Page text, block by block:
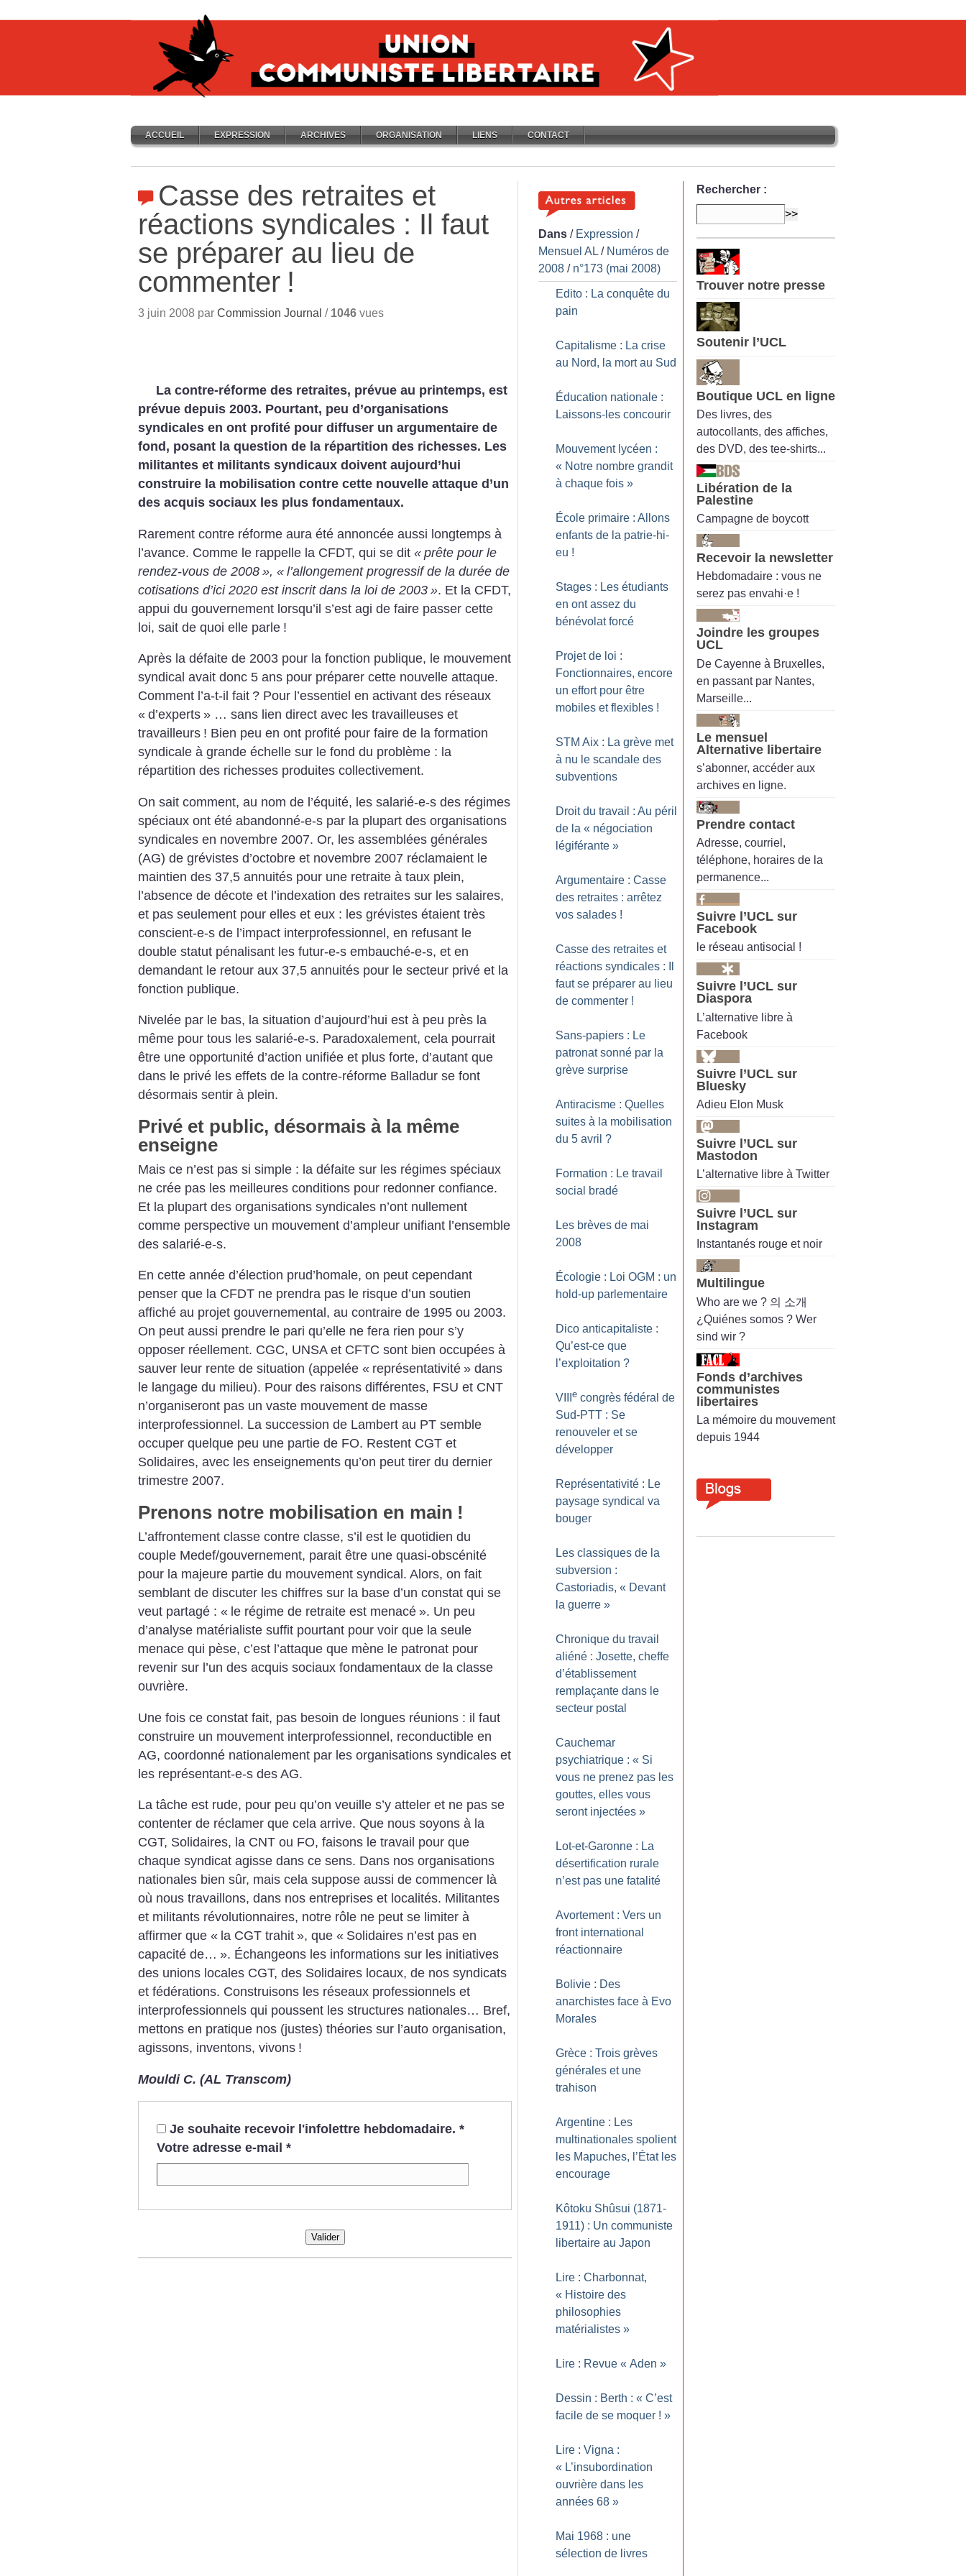
ACCUEIL EXPRESSION ARCHIVES ORGANISATION LIENS CONTACT
Casse des retraites et
réactions syndicales : Il faut
se préparer au lieu de
commenter !
3 juin 2008 par Commission Journal / 1046 vues
La contre-réforme des retraites, prévue au printemps, est
prévue depuis 2003. Pourtant, peu d’organisations
syndicales en ont profité pour diffuser un argumentaire de
fond, posant la question de la répartition des richesses. Les
militantes et militants syndicaux doivent aujourd’hui
construire la mobilisation contre cette nouvelle attaque d’un
des acquis sociaux les plus fondamentaux.
Rarement contre réforme aura été annoncée aussi longtemps à
l’avance. Comme le rappelle la CFDT, qui se dit « prête pour le
rendez-vous de 2008 », « l’allongement progressif de la durée de
cotisations d’ici 2020 est inscrit dans la loi de 2003 ». Et la CFDT,
appui du gouvernement lorsqu’il s’est agi de faire passer cette
loi, sait de quoi elle parle !
Après la défaite de 2003 pour la fonction publique, le mouvement
syndical avait donc 5 ans pour préparer cette nouvelle attaque.
Comment l’a-t-il fait ? Pour l’essentiel en activant des réseaux
« d’experts » … sans lien direct avec les travailleuses et
travailleurs ! Bien peu en ont profité pour faire de la formation
syndicale à grande échelle sur le fond du problème : la
répartition des richesses produites collectivement.
On sait comment, au nom de l’équité, les salarié-e-s des régimes
spéciaux ont été abandonné-e-s par la plupart des organisations
syndicales en novembre 2007. Or, les assemblées générales
(AG) de grévistes d’octobre et novembre 2007 réclamaient le
maintien des 37,5 annuités pour une retraite à taux plein,
l’absence de décote et l’indexation des retraites sur les salaires,
et pas seulement pour elles et eux : les grévistes étaient très
conscient-e-s de l’impact interprofessionnel, en refusant le
double statut pénalisant les futur-e-s embauché-e-s, et en
demandant le retour aux 37,5 annuités pour le secteur privé et la
fonction publique.
Nivelée par le bas, la situation d’aujourd’hui est à peu près la
même pour tous les salarié-e-s. Paradoxalement, cela pourrait
être une opportunité d’action unifiée et plus forte, d’autant que
dans le privé les effets de la contre-réforme Balladur se font
désormais sentir à plein.
Privé et public, désormais à la même
enseigne
Mais ce n’est pas si simple : la défaite sur les régimes spéciaux
ne crée pas les meilleures conditions pour redonner confiance.
Et la plupart des organisations syndicales n’ont nullement
comme perspective un mouvement d’ampleur unifiant l’ensemble
des salarié-e-s.
En cette année d’élection prud’homale, on peut cependant
penser que la CFDT ne prendra pas le risque d’un soutien
affiché au projet gouvernemental, au contraire de 1995 ou 2003.
On peut aussi prendre le pari qu’elle ne fera rien pour s’y
opposer réellement. CGC, UNSA et CFTC sont bien occupées à
sauver leur rente de situation (appelée « représentativité » dans
le langage du milieu). Pour des raisons différentes, FSU et CNT
n’organiseront pas un vaste mouvement de masse
interprofessionnel. La succession de Lambert au PT semble
occuper quelque peu une partie de FO. Restent CGT et
Solidaires, avec les enseignements qu’on peut tirer du dernier
trimestre 2007.
Prenons notre mobilisation en main !
L’affrontement classe contre classe, s’il est le quotidien du
couple Medef/gouvernement, parait être une quasi-obscénité
pour la majeure partie du mouvement syndical. Alors, on fait
semblant de discuter les chiffres sur la base d’un constat qui se
veut partagé : « le régime de retraite est menacé ». Un peu
d’analyse matérialiste suffit pourtant pour voir que la seule
menace qui pèse, c’est l’attaque que mène le patronat pour
revenir sur l’un des acquis sociaux fondamentaux de la classe
ouvrière.
Une fois ce constat fait, pas besoin de longues réunions : il faut
construire un mouvement interprofessionnel, reconductible en
AG, coordonné nationalement par les organisations syndicales et
les représentant-e-s des AG.
La tâche est rude, pour peu qu’on veuille s’y atteler et ne pas se
contenter de réclamer que cela arrive. Que nous soyons à la
CGT, Solidaires, la CNT ou FO, faisons le travail pour que
chaque syndicat agisse dans ce sens. Dans nos organisations
nationales bien sûr, mais cela suppose aussi de commencer là
où nous travaillons, dans nos entreprises et localités. Militantes
et militants révolutionnaires, notre rôle ne peut se limiter à
affirmer que « la CGT trahit », que « Solidaires n’est pas en
capacité de… ». Échangeons les informations sur les initiatives
des unions locales CGT, des Solidaires locaux, de nos syndicats
et fédérations. Construisons les réseaux professionnels et
interprofessionnels qui poussent les structures nationales… Bref,
mettons en pratique nos (justes) théories sur l’auto organisation,
agissons, inventons, vivons !
Mouldi C. (AL Transcom)
Je souhaite recevoir l'infolettre hebdomadaire. *
Votre adresse e-mail *
Valider
Dans / Expression /
Mensuel AL / Numéros de
2008 / n°173 (mai 2008)
Edito : La conquête du
pain
Capitalisme : La crise
au Nord, la mort au Sud
Éducation nationale :
Laissons-les concourir
Mouvement lycéen :
« Notre nombre grandit
à chaque fois »
École primaire : Allons
enfants de la patrie-hi-
eu !
Stages : Les étudiants
en ont assez du
bénévolat forcé
Projet de loi :
Fonctionnaires, encore
un effort pour être
mobiles et flexibles !
STM Aix : La grève met
à nu le scandale des
subventions
Droit du travail : Au péril
de la « négociation
légiférante »
Argumentaire : Casse
des retraites : arrêtez
vos salades !
Casse des retraites et
réactions syndicales : Il
faut se préparer au lieu
de commenter !
Sans-papiers : Le
patronat sonné par la
grève surprise
Antiracisme : Quelles
suites à la mobilisation
du 5 avril ?
Formation : Le travail
social bradé
Les brèves de mai
2008
Écologie : Loi OGM : un
hold-up parlementaire
Dico anticapitaliste :
Qu’est-ce que
l’exploitation ?
VIII e congrès fédéral de
Sud-PTT : Se
renouveler et se
développer
Représentativité : Le
paysage syndical va
bouger
Les classiques de la
subversion :
Castoriadis, « Devant
la guerre »
Chronique du travail
aliéné : Josette, cheffe
d’établissement
remplaçante dans le
secteur postal
Cauchemar
psychiatrique : « Si
vous ne prenez pas les
gouttes, elles vous
seront injectées »
Lot-et-Garonne : La
désertification rurale
n’est pas une fatalité
Avortement : Vers un
front international
réactionnaire
Bolivie : Des
anarchistes face à Evo
Morales
Grèce : Trois grèves
générales et une
trahison
Argentine : Les
multinationales spolient
les Mapuches, l’État les
encourage
Kôtoku Shûsui (1871-
1911) : Un communiste
libertaire au Japon
Lire : Charbonnat,
« Histoire des
philosophies
matérialistes »
Lire : Revue « Aden »
Dessin : Berth : « C’est
facile de se moquer ! »
Lire : Vigna :
« L’insubordination
ouvrière dans les
années 68 »
Mai 1968 : une
sélection de livres
Rechercher :
Trouver notre presse
Soutenir l’UCL
Boutique UCL en ligne
Des livres, des
autocollants, des affiches,
des DVD, des tee-shirts...
Libération de la
Palestine
Campagne de boycott
Recevoir la newsletter
Hebdomadaire : vous ne
serez pas envahi·e !
Joindre les groupes
UCL
De Cayenne à Bruxelles,
en passant par Nantes,
Marseille...
Le mensuel
Alternative libertaire
s’abonner, accéder aux
archives en ligne.
Prendre contact
Adresse, courriel,
téléphone, horaires de la
permanence...
Suivre l’UCL sur
Facebook
le réseau antisocial !
Suivre l’UCL sur
Diaspora
L’alternative libre à
Facebook
Suivre l’UCL sur
Bluesky
Adieu Elon Musk
Suivre l’UCL sur
Mastodon
L’alternative libre à Twitter
Suivre l’UCL sur
Instagram
Instantanés rouge et noir
Multilingue
Who are we ? 의 소개
¿Quiénes somos ? Wer
sind wir ?
Fonds d’archives
communistes
libertaires
La mémoire du mouvement
depuis 1944